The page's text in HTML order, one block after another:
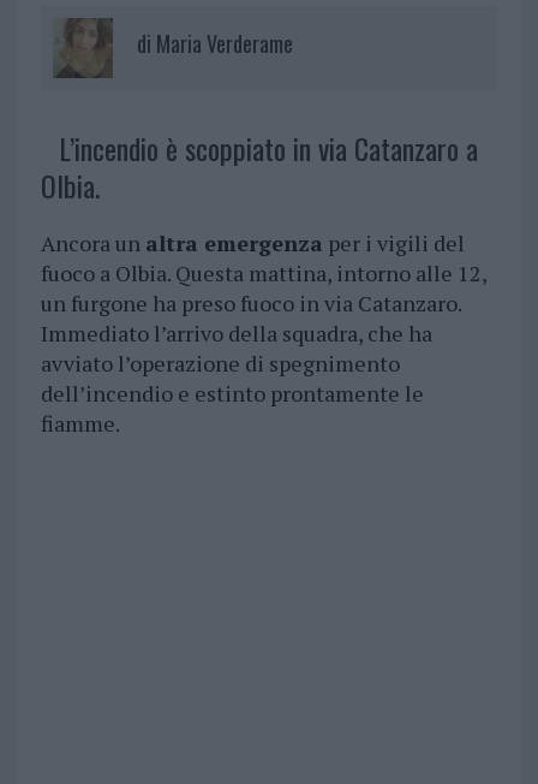
di Maria Verderame
L’incendio è scoppiato in via Catanzaro a
Olbia.
Ancora un altra emergenza per i vigili del
fuoco a Olbia. Questa mattina, intorno alle 12,
un furgone ha preso fuoco in via Catanzaro.
Immediato l’arrivo della squadra, che ha
avviato l’operazione di spegnimento
dell’incendio e estinto prontamente le
fiamme.